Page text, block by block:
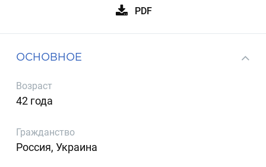
PDF
ОСНОВНОЕ
Возраст
42 года
Гражданство
Россия, Украина